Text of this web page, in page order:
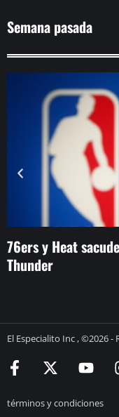
Semana pasada
76ers y Heat
Thunder
El Especialito Inc , ©2026
términos y condiciones